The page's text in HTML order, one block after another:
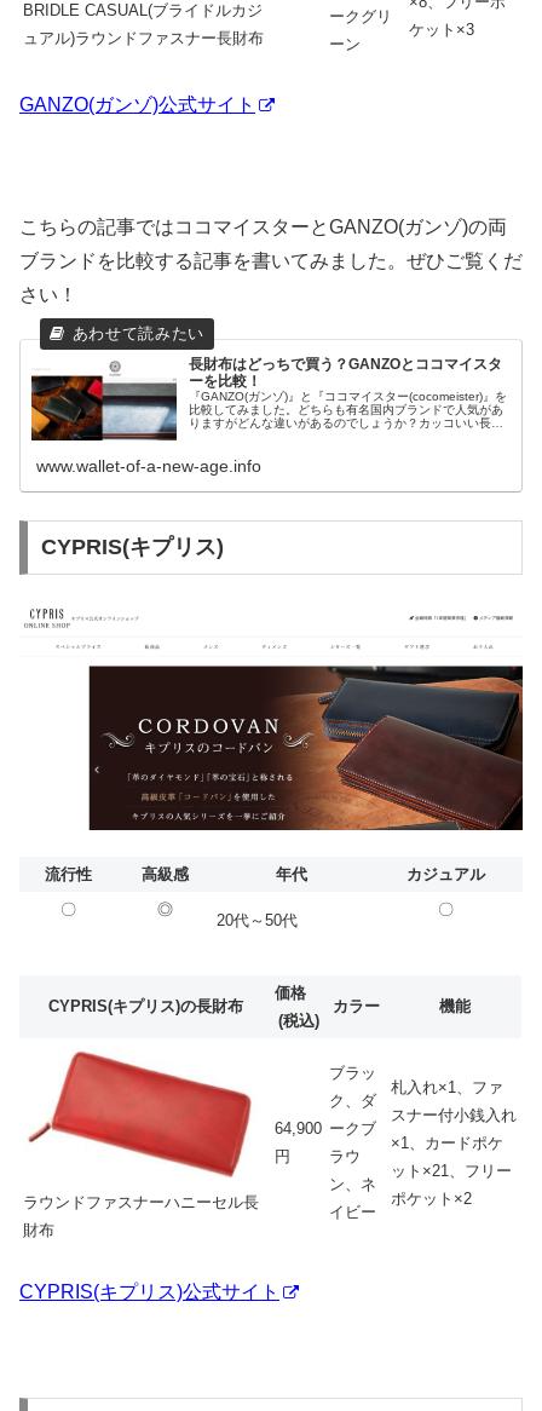
BRIDLE CASUAL(ブライドルカジ
ュアル)ラウンドファスナー長財布
ークグリ
ーン
ケット×3
GANZO(ガンゾ)公式サイト
こちらの記事ではココマイスターとGANZO(ガンゾ)の両
ブランドを比較する記事を書いてみました。ぜひご覧くだ
さい！
長財布はどっちで買う？GANZOとココマイスタ
ーを比較！
『GANZO(ガンゾ)』と『ココマイスター(cocomeister)』を
比較してみました。どちらも有名国内ブランドで人気があ
りますがどんな違いがあるのでしょうか？カッコいい長財
www.wallet-of-a-new-age.info
CYPRIS(キプリス)
流行性 高級感 年代
カジュアル
〇
◎
20代～50代
〇
CYPRIS(キプリス)の長財布
価格
(税込)
カラー 機能
ラウンドファスナーハニーセル長
財布
64,900
円
ブラッ
ク、ダ
ークブ
ラウ
ン、ネ
イビー
札入れ×1、ファ
スナー付小銭入れ
×1、カードポケ
ット×21、フリー
ポケット×2
CYPRIS(キプリス)公式サイト